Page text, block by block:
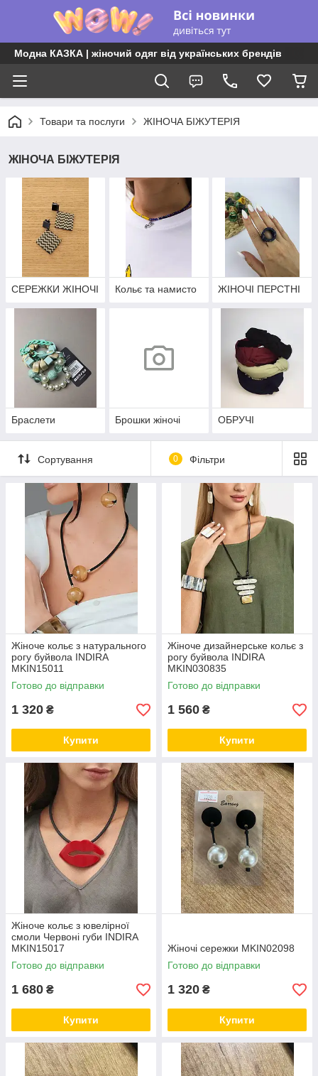
Модна КАЗКА | жіночий одяг від українських брендів
Товари та послуги ЖІНОЧА БІЖУТЕРІЯ
ЖІНОЧА БІЖУТЕРІЯ
СЕРЕЖКИ ЖІНОЧІ Кольє та намисто ЖІНОЧІ ПЕРСТНІ
Браслети Брошки жіночі ОБРУЧІ
Сортування 0 Фільтри
Жіноче кольє з натурального
рогу буйвола INDIRA
MKIN15011
Готово до відправки
1 320 ₴
Купити
Жіноче дизайнерське кольє з
рогу буйвола INDIRA
MKIN030835
Готово до відправки
1 560 ₴
Купити
Жіноче кольє з ювелірної
смоли Червоні губи INDIRA
MKIN15017
Готово до відправки
1 680 ₴
Купити
Жіночі сережки MKIN02098
Готово до відправки
1 320 ₴
Купити